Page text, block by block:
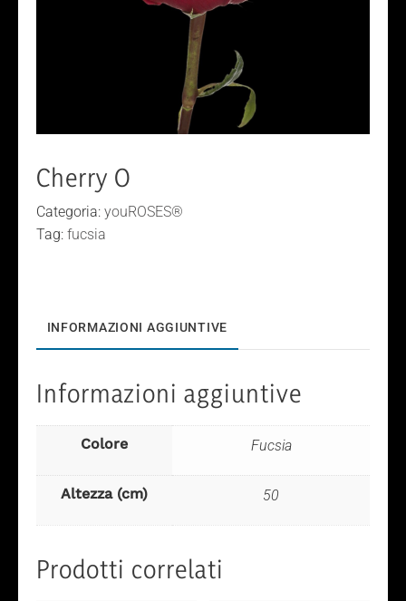
Cherry O
Categoria: youROSES®
Tag: fucsia
INFORMAZIONI AGGIUNTIVE
Informazioni aggiuntive
Colore Fucsia
Altezza (cm) 50
Prodotti correlati